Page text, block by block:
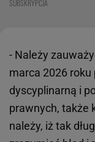
SUBSKRYPCJA
- Należy
marca 2026 roku
dyscyplinarną i
prawnych, także
należy, iż tak